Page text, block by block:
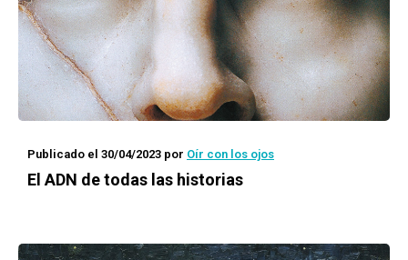
Publicado el 30/04/2023 por Oír con los ojos
El ADN de todas las historias